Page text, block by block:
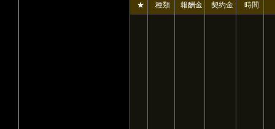
★ 種類 報酬金 契約金 時間